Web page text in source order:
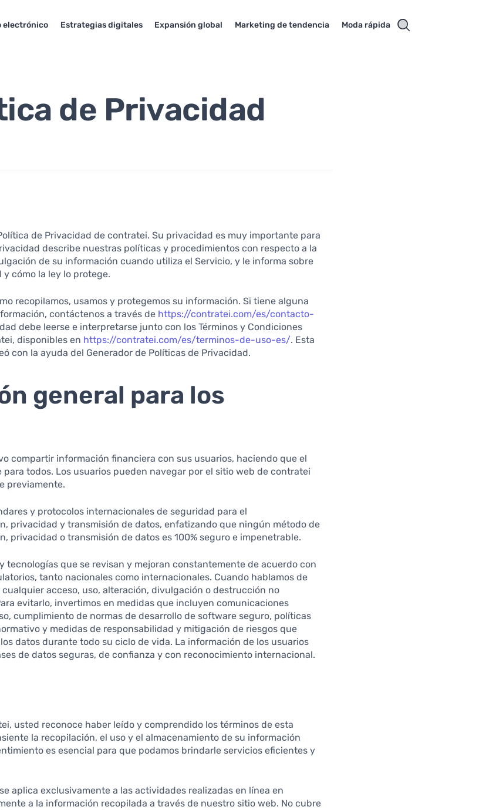
electrónico Estrategias digitales Expansión global Marketing de tendencia Moda rápida
de Privacidad
de Privacidad de contratei. Su privacidad es muy importante para
describe nuestras políticas y procedimientos con respecto a la
de su información cuando utiliza el Servicio, y le informa sobre
cómo la ley lo protege.
recopilamos, usamos y protegemos su información. Si tiene alguna
contáctenos a través de https://contratei.com/es/contacto-
debe leerse e interpretarse junto con los Términos y Condiciones
disponibles en https://contratei.com/es/terminos-de-uso-es/. Esta
con la ayuda del Generador de Políticas de Privacidad.
general para los
compartir información financiera con sus usuarios, haciendo que el
todos. Los usuarios pueden navegar por el sitio web de contratei
previamente.
y protocolos internacionales de seguridad para el
privacidad y transmisión de datos, enfatizando que ningún método de
privacidad o transmisión de datos es 100% seguro e impenetrable.
tecnologías que se revisan y mejoran constantemente de acuerdo con
tanto nacionales como internacionales. Cuando hablamos de
acceso, uso, alteración, divulgación o destrucción no
evitarlo, invertimos en medidas que incluyen comunicaciones
cumplimiento de normas de desarrollo de software seguro, políticas
y medidas de responsabilidad y mitigación de riesgos que
datos durante todo su ciclo de vida. La información de los usuarios
de datos seguras, de confianza y con reconocimiento internacional.
usted reconoce haber leído y comprendido los términos de esta
la recopilación, el uso y el almacenamiento de su información
es esencial para que podamos brindarle servicios eficientes y
aplica exclusivamente a las actividades realizadas en línea en
a la información recopilada a través de nuestro sitio web. No cubre